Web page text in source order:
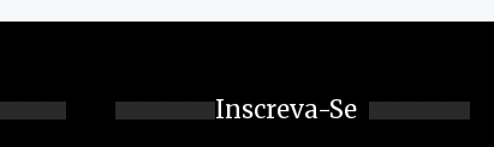
Inscreva-Se